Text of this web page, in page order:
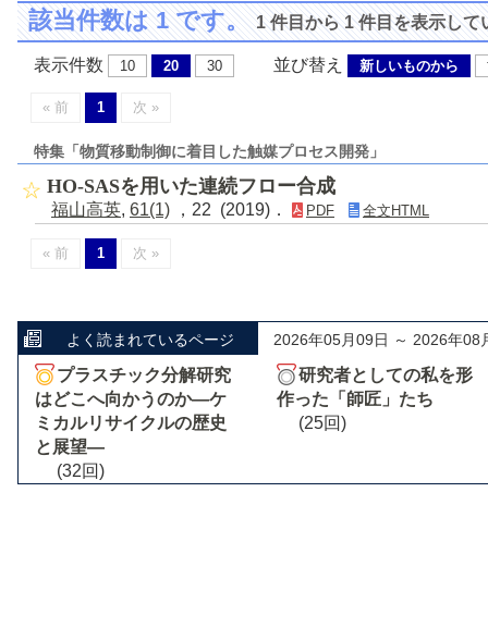
該当件数は 1 です。1 件目から 1 件目を表示して
表示件数 10 20 30 並び替え 新しいものから
« 前 1 次 »
特集「物質移動制御に着目した触媒プロセス開発」
HO-SASを用いた連続フロー合成
福山高英, 61(1) ，22 (2019)． PDF 全文HTML
« 前 1 次 »
よく読まれているページ 2026年05月09日 ～ 2026年08
プラスチック分解研究
はどこへ向かうのか―ケ
ミカルリサイクルの歴史
と展望―
(32回)
研究者としての私を形
作った「師匠」たち
(25回)